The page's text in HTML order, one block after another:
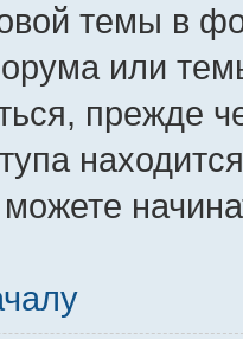
темы в
или
прежде